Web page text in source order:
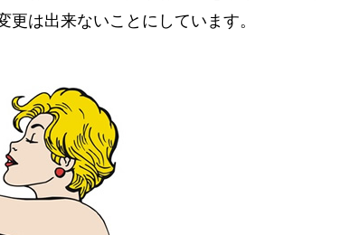
更は出来ないことにしています。